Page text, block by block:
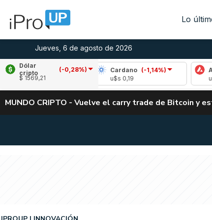
Lo
Jueves, 6 de agosto de 2026
Dólar
cripto
(-0,28%)
$ 1569,21
1,88%) Cardano (-1,14%)
Avalanche
MUNDO CRIPTO - Vuelve el carry trade de Bitcoin y